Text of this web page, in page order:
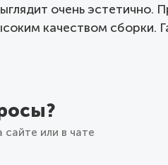
очень эстетично.
качеством сборки.
или в чате